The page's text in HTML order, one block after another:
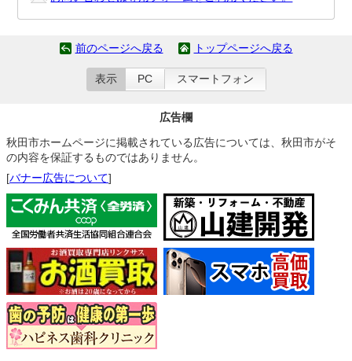
前のページへ戻る トップページへ戻る
表示 PC スマートフォン
広告欄
秋田市ホームページに掲載されている広告については、秋田市がそ
の内容を保証するものではありません。
[バナー広告について]